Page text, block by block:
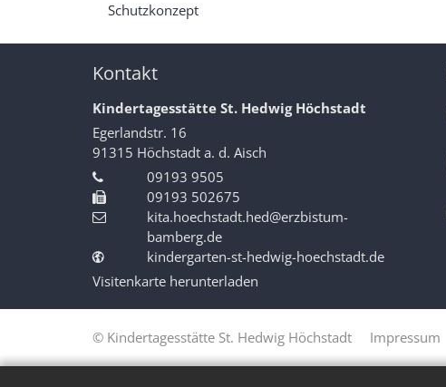
Schutzkonzept
Kontakt
Kindertagesstätte St. Hedwig Höchstadt
Egerlandstr. 16
91315 Höchstadt a. d. Aisch
09193 9505
09193 502675
kita.hoechstadt.hed@erzbistum-
bamberg.de
kindergarten-st-hedwig-hoechstadt.de
Visitenkarte herunterladen
© Kindertagesstätte St. Hedwig Höchstadt Impressum